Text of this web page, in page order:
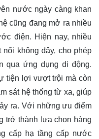
nước ngày càng khan
cũng đang mở ra nhiều
điện. Hiện nay, nhiều
không dây, cho phép
qua ứng dụng di động.
tiện lợi vượt trội mà còn
sát hệ thống từ xa, giúp
ra. Với những ưu điểm
trở thành lựa chọn hàng
cấp hạ tầng cấp nước